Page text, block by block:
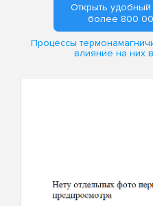
Открыть удобный
более 800
Процессы
влияние на них